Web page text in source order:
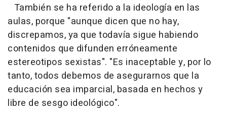
También se ha referido a la ideología en las
aulas, porque "aunque dicen que no hay,
discrepamos, ya que todavía sigue habiendo
contenidos que difunden erróneamente
estereotipos sexistas". "Es inaceptable y, por lo
tanto, todos debemos de asegurarnos que la
educación sea imparcial, basada en hechos y
libre de sesgo ideológico".